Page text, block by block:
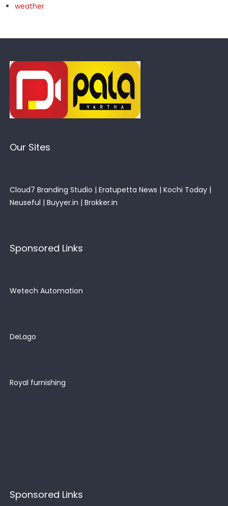
weather
Our Sites
Cloud7 Branding Studio | Eratupetta News | Kochi Today |
Neuseful | Buyyer.in | Brokker.in
Sponsored Links
Wetech Automation
DeLago
Royal furnishing
Sponsored Links